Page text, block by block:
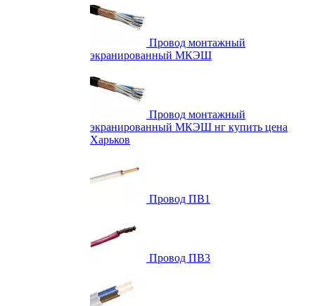
Провод монтажный
экранированный МКЭШ
Провод монтажный
экранированный МКЭШ нг купить цена
Харьков
Провод ПВ1
Провод ПВ3